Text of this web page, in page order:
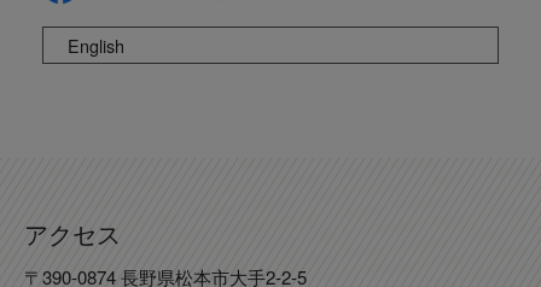
English
アクセス
〒390-0874 長野県松本市大手2-2-5